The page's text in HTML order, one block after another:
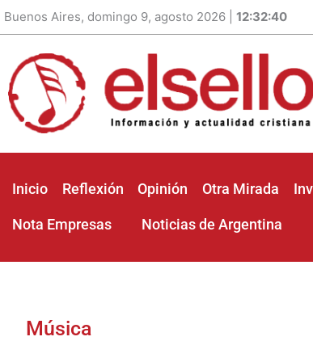
Buenos Aires, domingo 9, agosto 2026 | 12:32:42
Inicio Reflexión Opinión Otra Mirada
Nota Empresas Noticias de Argentina
Música